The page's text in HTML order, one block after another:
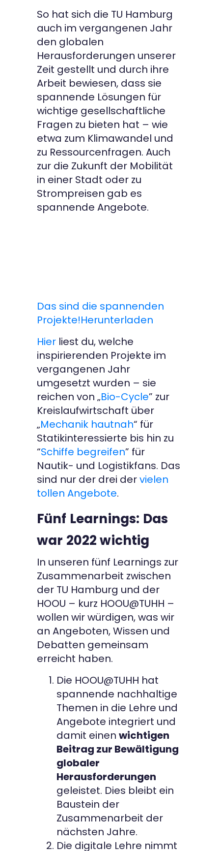
So hat sich die TU Hamburg
auch im vergangenen Jahr
den globalen
Herausforderungen unserer
Zeit gestellt und durch ihre
Arbeit bewiesen, dass sie
spannende Lösungen für
wichtige gesellschaftliche
Fragen zu bieten hat – wie
etwa zum Klimawandel und
zu Ressourcenfragen. Auch
zur die Zukunft der Mobilität
in einer Stadt oder zu
Strompreisen gab es
spannende Angebote.
Das sind die spannenden
Projekte!Herunterladen
Hier liest du, welche
inspirierenden Projekte im
vergangenen Jahr
umgesetzt wurden – sie
reichen von „Bio-Cycle” zur
Kreislaufwirtschaft über
„Mechanik hautnah“ für
Statikinteressierte bis hin zu
“Schiffe begreifen” für
Nautik- und Logistikfans. Das
sind nur der drei dervielen
tollen Angebote.
Fünf Learnings: Das
war 2022 wichtig
In unseren fünf Learnings zur
Zusammenarbeit zwischen
der TU Hamburg und der
HOOU – kurz HOOU@TUHH –
wollen wir würdigen, was wir
an Angeboten, Wissen und
Debatten gemeinsam
erreicht haben.
Die HOOU@TUHH hat
spannende nachhaltige
Themen in die Lehre und
Angebote integriert und
damit einen wichtigen
Beitrag zur Bewältigung
globaler
Herausforderungen
geleistet. Dies bleibt ein
Baustein der
Zusammenarbeit der
nächsten Jahre.
Die digitale Lehre nimmt